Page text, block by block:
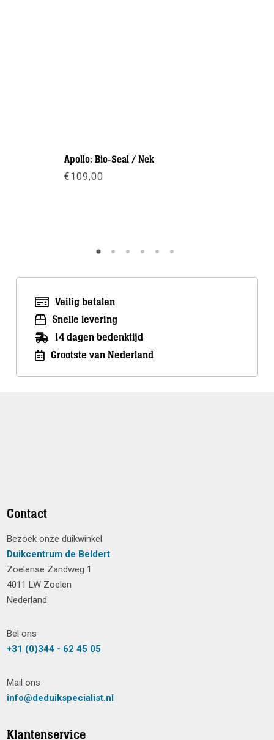
Apollo: Bio-Seal / Nek
€109,00
Veilig betalen
Snelle levering
14 dagen bedenktijd
Grootste van Nederland
Contact
Bezoek onze duikwinkel
Duikcentrum de Beldert
Zoelense Zandweg 1
4011 LW Zoelen
Nederland
Bel ons
+31 (0)344 - 62 45 05
Mail ons
info@deduikspecialist.nl
Klantenservice